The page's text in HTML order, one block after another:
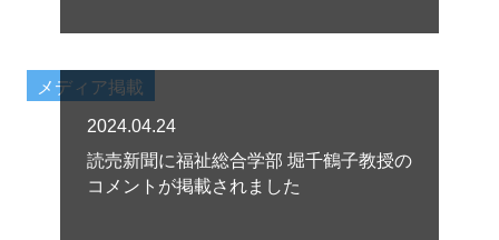
メディア掲載
2024.04.24
読売新聞に福祉総合学部 堀千鶴子教授の
コメントが掲載されました